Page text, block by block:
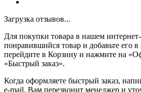
Загрузка отзывов...
Для покупки товара в нашем
понравившийся товар и добавьте его в
перейдите в Корзину и нажмите на
«Быстрый заказ».
Когда оформляете быстрый заказ,
e-mail. Вам перезвонит менеджер и